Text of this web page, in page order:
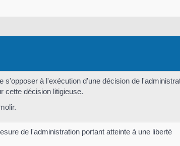
s'opposer à l'exécution d'une décision de
cette décision litigieuse.
de l'administration portant atteinte à une liberté